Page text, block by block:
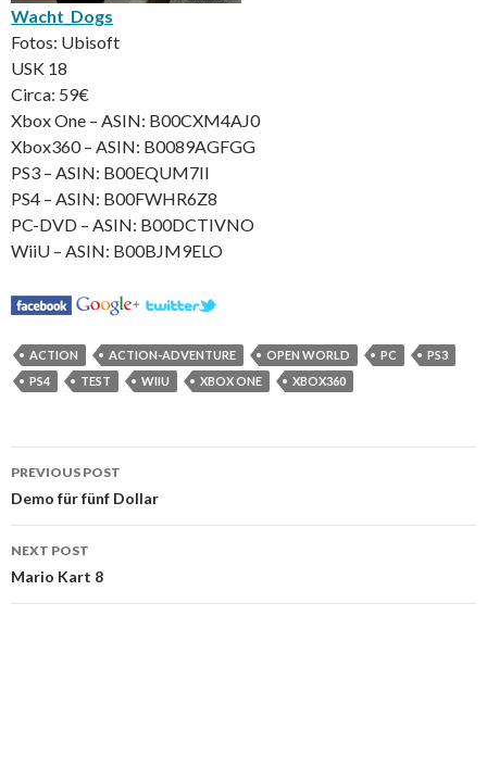
Wacht_Dogs
Fotos: Ubisoft
USK 18
Circa: 59€
Xbox One – ASIN: B00CXM4AJ0
Xbox360 – ASIN: B0089AGFGG
PS3 – ASIN: B00EQUM7II
PS4 – ASIN: B00FWHR6Z8
PC-DVD – ASIN: B00DCTIVNO
WiiU – ASIN: B00BJM9ELO
ACTION ACTION-ADVENTURE OPEN WORLD PC
PS3
PS4
TEST WIIU XBOX ONE XBOX360
Post
navigation
PREVIOUS POST
Demo für fünf Dollar
NEXT POST
Mario Kart 8